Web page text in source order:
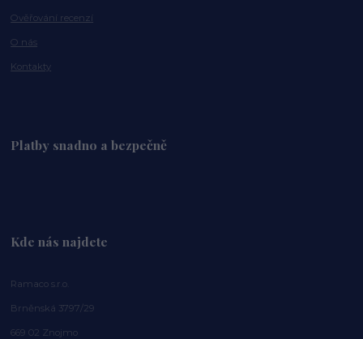
Ověřování recenzí
O nás
Kontakty
Platby snadno a bezpečně
Kde nás najdete
Ramaco s.r.o.
Brněnská 3797/29
669 02 Znojmo